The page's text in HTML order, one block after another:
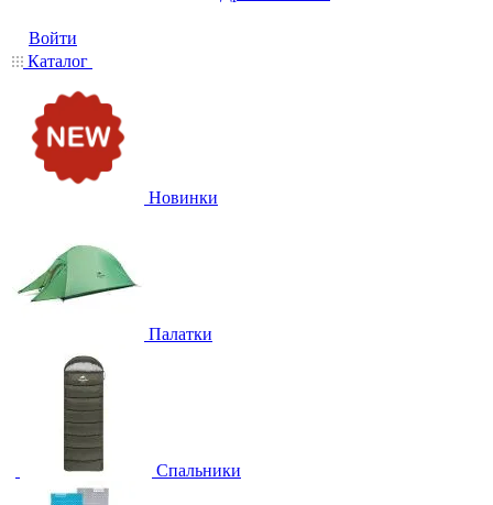
Войти
Каталог
Новинки
Палатки
Спальники